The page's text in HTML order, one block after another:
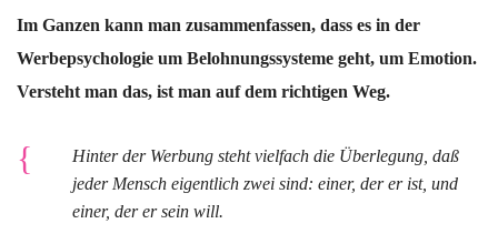
Im Ganzen kann man zusammenfassen, dass es in der
Werbepsychologie um Belohnungssysteme geht, um Emotion.
Versteht man das, ist man auf dem richtigen Weg.
Hinter der Werbung steht vielfach die Überlegung, daß
jeder Mensch eigentlich zwei sind: einer, der er ist, und
einer, der er sein will.